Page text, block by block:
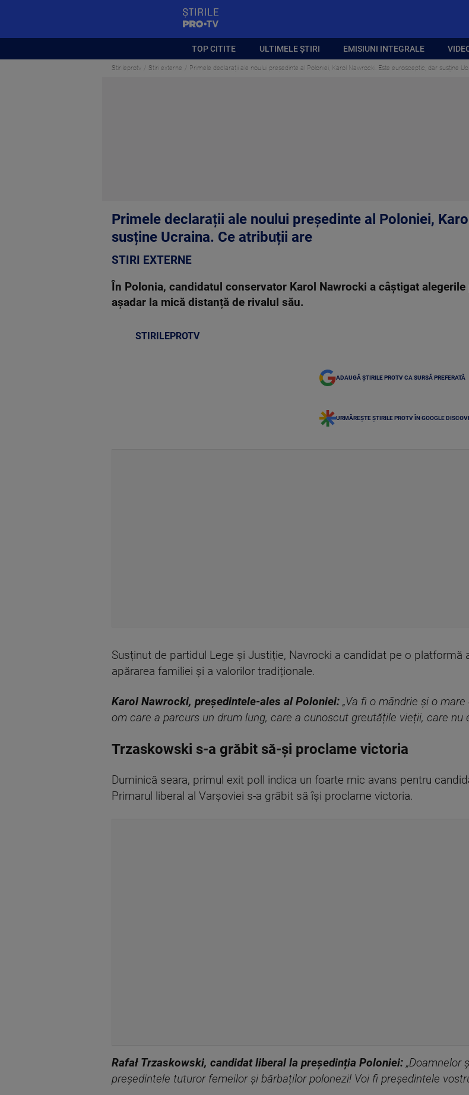
TOP CITITE ULTIMELE ȘTIRI EMISIUNI INTEGRALE
Stirileprotv Stiri externe Primele declarații ale noului președinte al Poloniei, Karol Nawrocki. Este eurosceptic, dar susține
Primele declarații ale noului președinte al Poloniei,
susține Ucraina. Ce atribuții are
STIRI EXTERNE
În Polonia, candidatul conservator Karol Nawrocki a câștigat
așadar la mică distanță de rivalul său.
STIRILEPROTV
ADAUGĂ ȘTIRILE PROTV CA SURSĂ PREFERATĂ
URMĂREȘTE ȘTIRILE PROTV ÎN GOOGLE
Susținut de partidul Lege și Justiție, Navrocki a candidat pe o platformă
apărarea familiei și a valorilor tradiționale.
Karol Nawrocki, președintele-ales al Poloniei: „Va fi o mândrie și o
om care a parcurs un drum lung, care a cunoscut greutățile vieții, care nu
Trzaskowski s-a grăbit să-și proclame victoria
Duminică seara, primul exit poll indica un foarte mic avans pentru
Primarul liberal al Varșoviei s-a grăbit să își proclame victoria.
Rafał Trzaskowski, candidat liberal la președinția Poloniei: „Doamnelor
președintele tuturor femeilor și bărbaților polonezi! Voi fi președintele